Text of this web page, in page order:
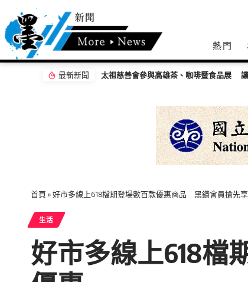
熱門
最新新聞
首頁 »好市多線上618檔期登場數百款優惠商品 黑鑽會員搶先
生活
好市多線上618